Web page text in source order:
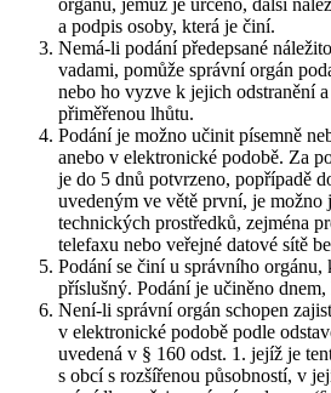
orgánu, jemuž je určeno, další
a podpis osoby, která je činí.
Nemá-li podání předepsané
vadami, pomůže správní orgán
nebo ho vyzve k jejich odstranění
přiměřenou lhůtu.
Podání je možno učinit písemně
anebo v elektronické podobě. Za
je do 5 dnů potvrzeno, popřípadě
uvedeným ve větě první, je
technických prostředků, zejména
telefaxu nebo veřejné datové sítě
Podání se činí u správního orgánu,
příslušný. Podání je učiněno
Není-li správní orgán schopen
v elektronické podobě podle
uvedená v § 160 odst. 1. jejíž je
s obcí s rozšířenou působností, v